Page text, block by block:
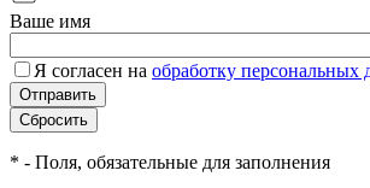
Ваше имя
Я согласен на обработку персональных
* - Поля, обязательные для заполнения